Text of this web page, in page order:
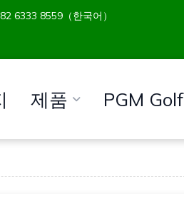
6333 8559（한국어）
제품 PGM Golf